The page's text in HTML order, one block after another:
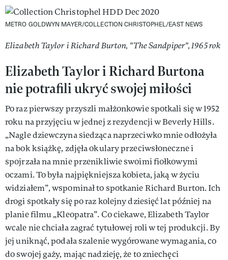
METRO GOLDWYN MAYER/COLLECTION CHRISTOPHEL/EAST NEWS
Elizabeth Taylor i Richard Burton, "The Sandpiper", 1965 rok
Elizabeth Taylor i Richard Burtona
nie potrafili ukryć swojej miłości
Po raz pierwszy przyszli małżonkowie spotkali się w 1952
roku na przyjęciu w jednej z rezydencji w Beverly Hills.
„Nagle dziewczyna siedząca naprzeciwko mnie odłożyła
na bok książkę, zdjęła okulary przeciwsłoneczne i
spojrzała na mnie przenikliwie swoimi fiołkowymi
oczami. To była najpiękniejsza kobieta, jaką w życiu
widziałem”, wspominał to spotkanie Richard Burton. Ich
drogi spotkały się po raz kolejny dziesięć lat później na
planie filmu „Kleopatra”. Co ciekawe, Elizabeth Taylor
wcale nie chciała zagrać tytułowej roli w tej produkcji. By
jej uniknąć, podała szalenie wygórowane wymagania, co
do swojej gaży, mając nadzieję, że to zniechęci